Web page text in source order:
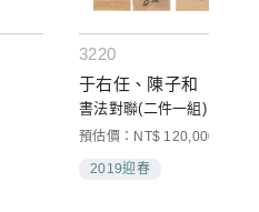
3220
于右任、陳子和
書法對聯(二件一組)
預估價：NT$ 120,000-
2019迎春